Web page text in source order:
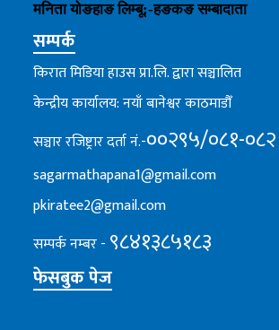
मनिता योङहाङलिम्बू:-हङकङ सम्बादाता
सम्पर्क
किरात मिडिया हाउस प्रा.लि. द्वारा सञ्चालित
केन्द्रीय कार्यालय: नयाँ बानेश्वर काठमाडौँ
सञ्चार रजिष्ट्रार दर्ता नं.-००२९५/०८१-०८२
sagarmathapana1@gmail.com
pkiratee2@gmail.com
सम्पर्क नम्बर - ९८४१३८५१८३
फेसबुक पेज